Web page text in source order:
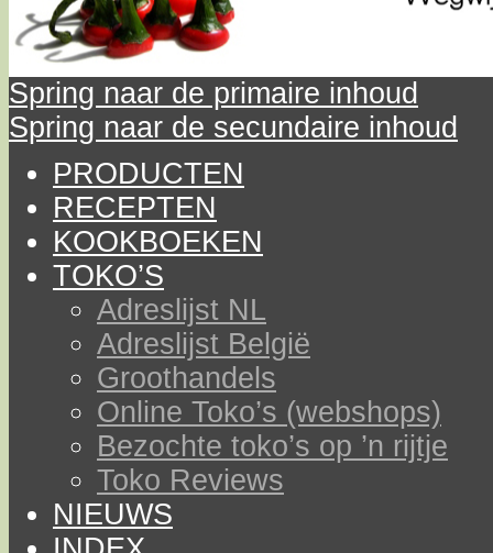
Spring naar de primaire inhoud
Spring naar de secundaire inhoud
PRODUCTEN
RECEPTEN
KOOKBOEKEN
TOKO’S
Adreslijst NL
Adreslijst België
Groothandels
Online Toko’s (webshops)
Bezochte toko’s op ’n rijtje
Toko Reviews
NIEUWS